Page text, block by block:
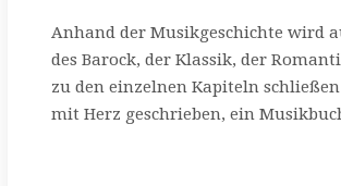
Anhand der Musikgeschichte wird
des Barock, der Klassik, der
zu den einzelnen Kapiteln
mit Herz geschrieben, ein